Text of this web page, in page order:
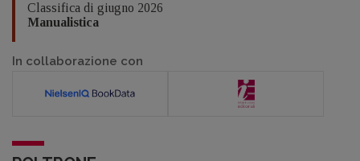
Classifica di giugno 2026
Manualistica
In collaborazione con